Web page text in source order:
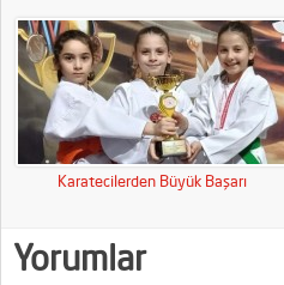
Karatecilerden Büyük Başarı
Yorumlar